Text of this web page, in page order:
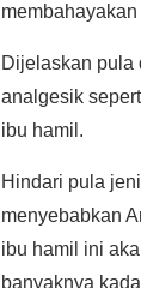
membahayakan
Dijelaskan pula
analgesik
ibu hamil.
Hindari pula
menyebabkan
ibu hamil ini
banyaknya